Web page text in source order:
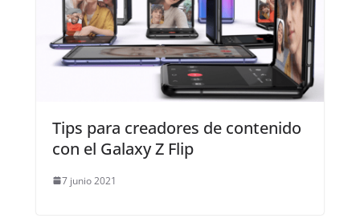
Tips para creadores de contenido
con el Galaxy Z Flip
7 junio 2021